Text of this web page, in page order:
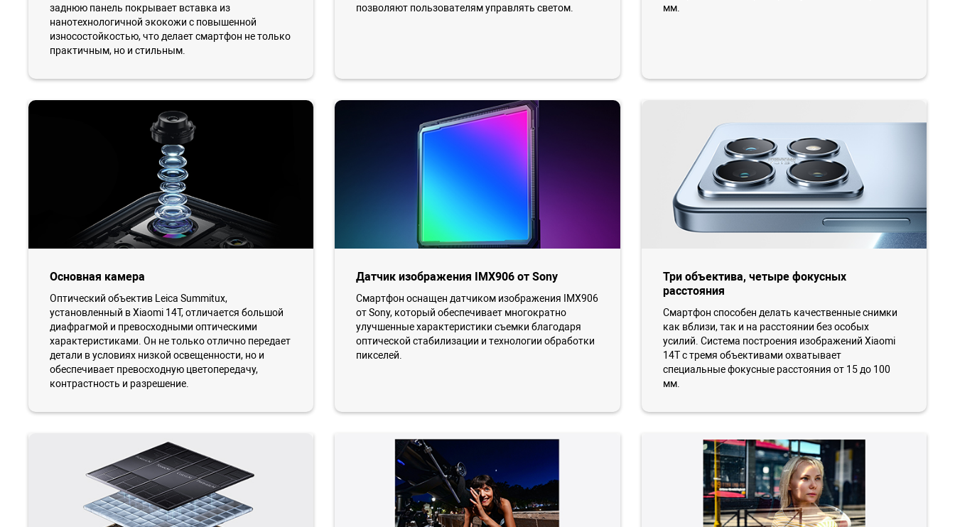
заднюю панель покрывает вставка из
нанотехнологичной экокожи с повышенной
износостойкостью, что делает смартфон не только
практичным, но и стильным.
позволяют пользователям управлять светом.
мм.
Основная камера
Оптический объектив Leica Summitux,
установленный в Xiaomi 14T, отличается большой
диафрагмой и превосходными оптическими
характеристиками. Он не только отлично передает
детали в условиях низкой освещенности, но и
обеспечивает превосходную цветопередачу,
контрастность и разрешение.
Датчик изображения IMX906 от Sony
Смартфон оснащен датчиком изображения IMX906
от Sony, который обеспечивает многократно
улучшенные характеристики съемки благодаря
оптической стабилизации и технологии обработки
пикселей.
Три объектива, четыре фокусных
расстояния
Смартфон способен делать качественные снимки
как вблизи, так и на расстоянии без особых
усилий. Система построения изображений Xiaomi
14T с тремя объективами охватывает
специальные фокусные расстояния от 15 до 100
мм.